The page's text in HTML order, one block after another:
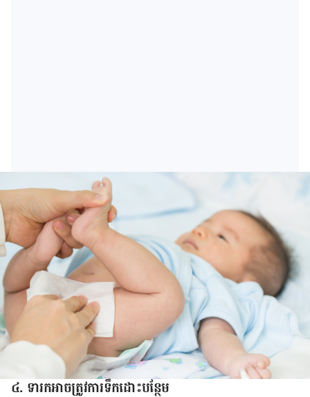
៤. ទារក​អាច​ត្រូវការ​ទឹក​ដោះ​បន្ថែម​